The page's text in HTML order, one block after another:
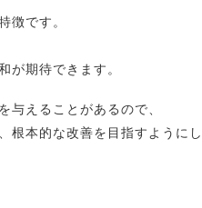
徴です。
が期待できます。
与えることがあるので、
根本的な改善を目指すようにし